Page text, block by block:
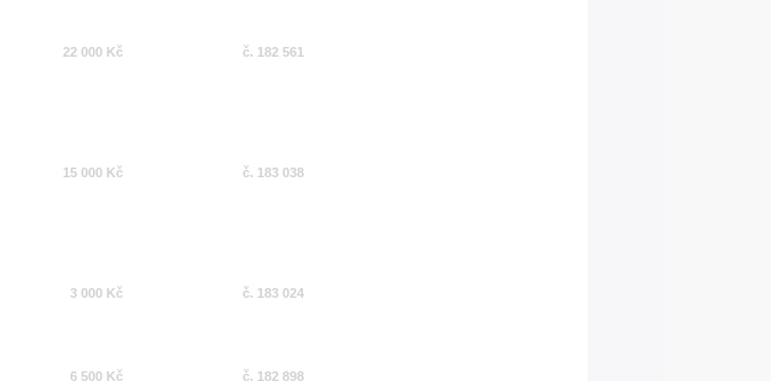
22 000 Kč č. 182 561
15 000 Kč č. 183 038
3 000 Kč č. 183 024
6 500 Kč č. 182 898